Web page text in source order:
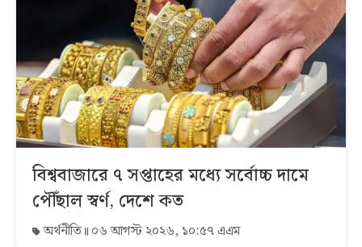
বিশ্ববাজারে ৭ সপ্তাহের মধ্যে সর্বোচ্চ দামে
পৌঁছাল স্বর্ণ, দেশে কত
অর্থনীতি ০৬ আগস্ট ২০২৬, ১০:৫৭ এএম